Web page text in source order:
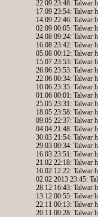
22.09 23:48: Talwar
17.09 23:54: Talwar
14.09 22:46: Talwar
02.09 00:05: Talwar
24.08 09:24: Talwar
16.08 23:42: Talwar
05.08 00:12: Talwar
15.07 23:53: Talwar
26.06 23:53: Talwar
22.06 00:34: Talwar
10.06 23:35: Talwar
01.06 00:01: Talwar
25.05 23:31: Talwar
18.05 23:58: Talwar
09.05 22:37: Talwar
04.04 21:48: Talwar
30.03 21:54: Talwar
29.03 00:34: Talwar
16.03 23:51: Talwar
21.02 22:18: Talwar
16.02 12:22: Talwar
02.02.2013 23:45:
28.12 16:43: Talwar
13.12 00:55: Talwar
22.11 00:13: Talwar
20.11 00:28: Talwar